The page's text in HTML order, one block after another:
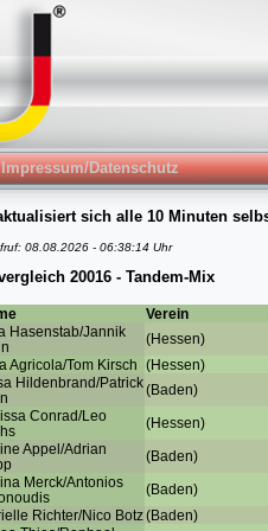
Impressum/Datenschutz